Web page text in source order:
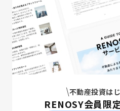
不動産投資は
RENOSY会員限